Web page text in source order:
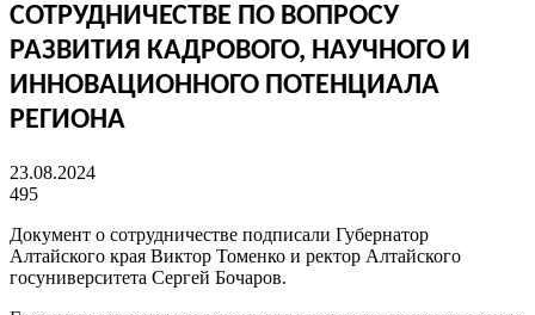
СОТРУДНИЧЕСТВЕ ПО ВОПРОСУ
РАЗВИТИЯ КАДРОВОГО, НАУЧНОГО И
ИННОВАЦИОННОГО ПОТЕНЦИАЛА
РЕГИОНА
23.08.2024
495
Документ о сотрудничестве подписали Губернатор
Алтайского края Виктор Томенко и ректор Алтайского
госуниверситета Сергей Бочаров.